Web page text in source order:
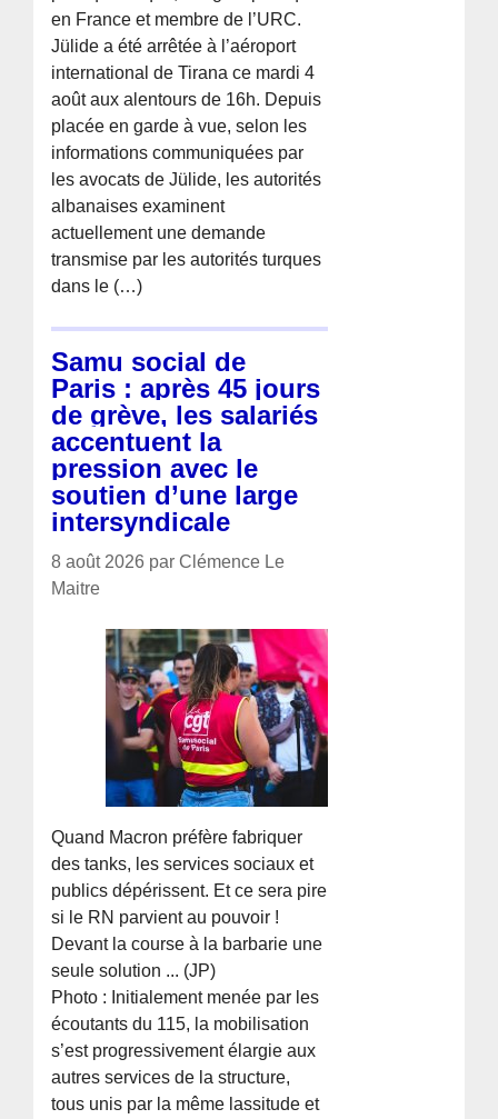
en France et membre de l’URC.
Jülide a été arrêtée à l’aéroport
international de Tirana ce mardi 4
août aux alentours de 16h. Depuis
placée en garde à vue, selon les
informations communiquées par
les avocats de Jülide, les autorités
albanaises examinent
actuellement une demande
transmise par les autorités turques
dans le (…)
Samu social de
Paris : après 45 jours
de grève, les salariés
accentuent la
pression avec le
soutien d’une large
intersyndicale
8 août 2026 par Clémence Le
Maitre
Quand Macron préfère fabriquer
des tanks, les services sociaux et
publics dépérissent. Et ce sera pire
si le RN parvient au pouvoir !
Devant la course à la barbarie une
seule solution ... (JP)
Photo : Initialement menée par les
écoutants du 115, la mobilisation
s’est progressivement élargie aux
autres services de la structure,
tous unis par la même lassitude et